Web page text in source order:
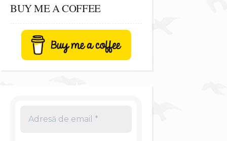
BUY ME A COFFEE